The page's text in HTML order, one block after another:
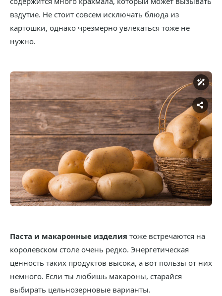
вздутие. Не стоит совсем исключать блюда из
картошки, однако чрезмерно увлекаться тоже не
нужно.
Паста и макаронные изделия тоже встречаются на
королевском столе очень редко. Энергетическая
ценность таких продуктов высока, а вот пользы от них
немного. Если ты любишь макароны, старайся
выбирать цельнозерновые варианты.